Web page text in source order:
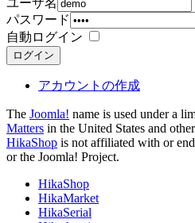
ユーザ名
パスワード
自動ログイン
ログイン
アカウントの作成
The Joomla! name is used under a
Matters in the United States and
HikaShop is not affiliated with or
or the Joomla! Project.
HikaShop
HikaMarket
HikaSerial